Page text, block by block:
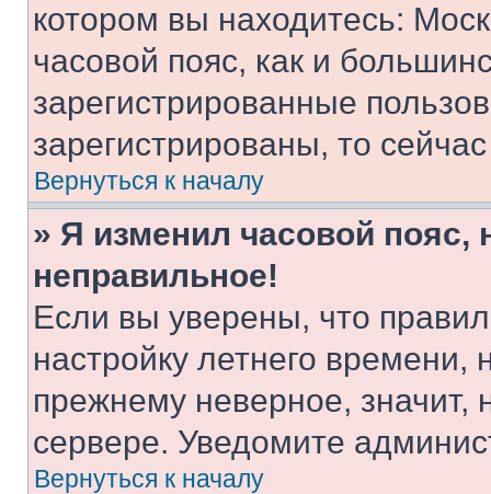
котором вы находитесь:
часовой пояс, как и
зарегистрированные
зарегистрированы, то
Вернуться к началу
» Я изменил часовой пояс,
неправильное!
Если вы уверены, что
настройку летнего
прежнему неверное, значит,
сервере. Уведомите
Вернуться к началу